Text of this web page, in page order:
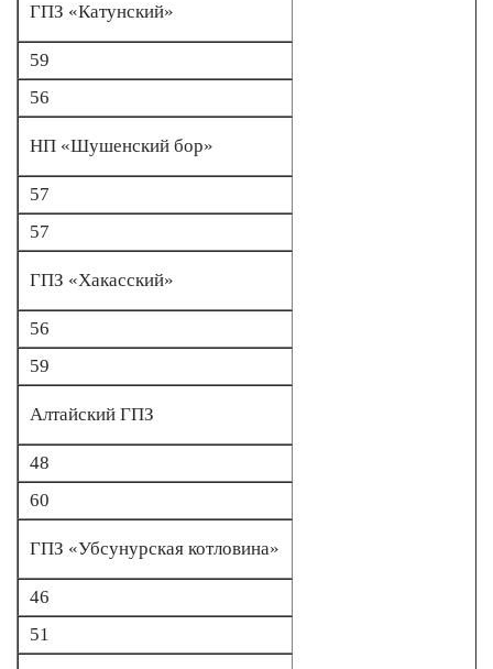
ГПЗ «Катунский»
59
56
НП «Шушенский бор»
57
57
ГПЗ «Хакасский»
56
59
Алтайский ГПЗ
48
60
ГПЗ «Убсунурская котловина»
46
51